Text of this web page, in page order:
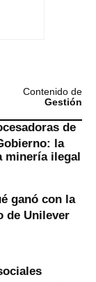
Contenido de
Gestión
de
la
minería ilegal
ganó con la
de Unilever